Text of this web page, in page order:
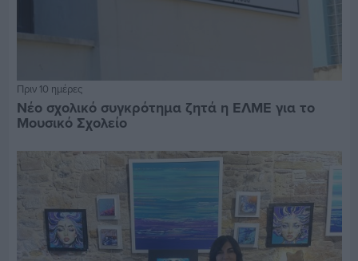
Πριν 10 ημέρες
Νέο σχολικό συγκρότημα ζητά η ΕΛΜΕ για το
Μουσικό Σχολείο